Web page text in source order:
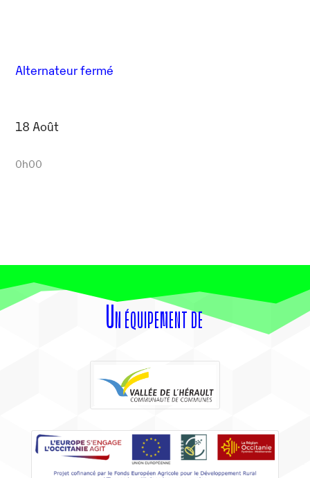
Alternateur fermé
18 Août
0h00
Un équipement de